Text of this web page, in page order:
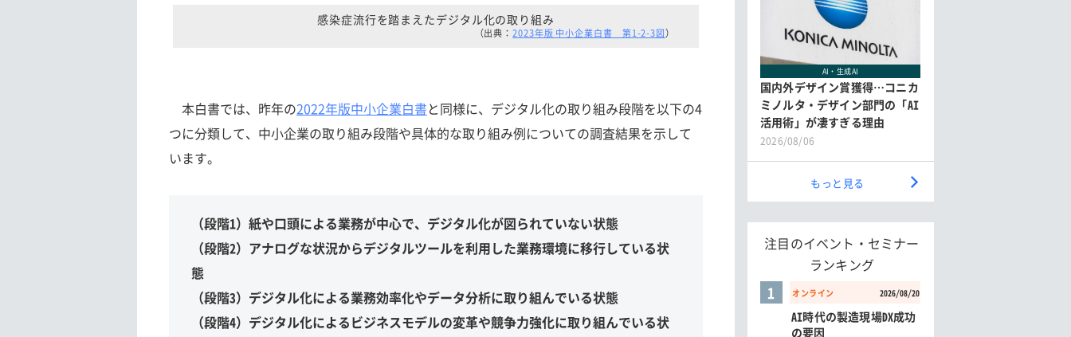
感染症流行を踏まえたデジタル化の取り組み
（出典：2023年版 中小企業白書 第1-2-3図）
本白書では、昨年の2022年版中小企業白書と同様に、デジタル化の取り組み段階を以下の4
つに分類して、中小企業の取り組み段階や具体的な取り組み例についての調査結果を示して
います。
（段階1）紙や口頭による業務が中心で、デジタル化が図られていない状態
（段階2）アナログな状況からデジタルツールを利用した業務環境に移行している状
態
（段階3）デジタル化による業務効率化やデータ分析に取り組んでいる状態
（段階4）デジタル化によるビジネスモデルの変革や競争力強化に取り組んでいる状
AI・生成AI
国内外デザイン賞獲得…コニカ
ミノルタ・デザイン部門の「AI
活用術」が凄すぎる理由
2026/08/06
もっと見る
注目のイベント・セミナー
ランキング
オンライン 2026/08/20
1
AI時代の製造現場DX成功
の要因